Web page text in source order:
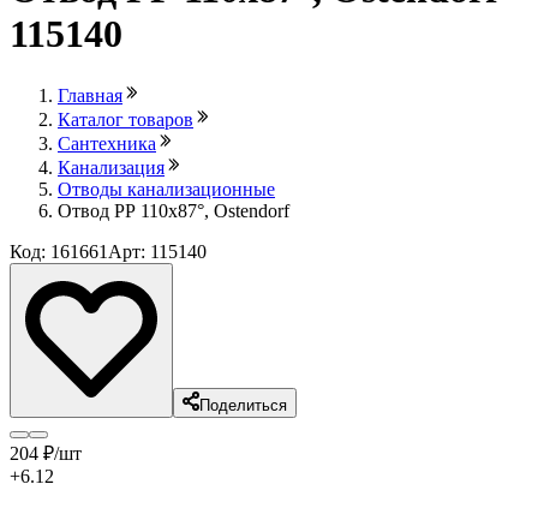
115140
Главная
Каталог товаров
Сантехника
Канализация
Отводы канализационные
Отвод РР 110х87°, Ostendorf
Код: 161661 Арт: 115140
Поделиться
204 ₽/шт
+6.12